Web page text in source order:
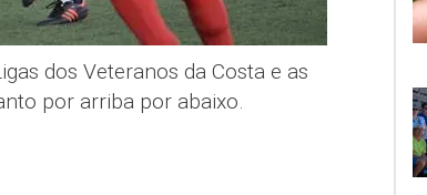
dos Veteranos da Costa e as
por arriba por abaixo.